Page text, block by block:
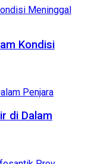
Kondisi
di Dalam